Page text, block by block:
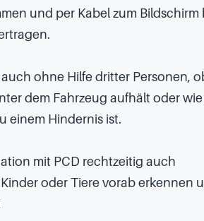
und per Kabel zum Bildschirm
ohne Hilfe dritter Personen,
dem Fahrzeug aufhält oder
einem Hindernis ist.
mit PCD rechtzeitig auch
Kinder oder Tiere vorab erkennen